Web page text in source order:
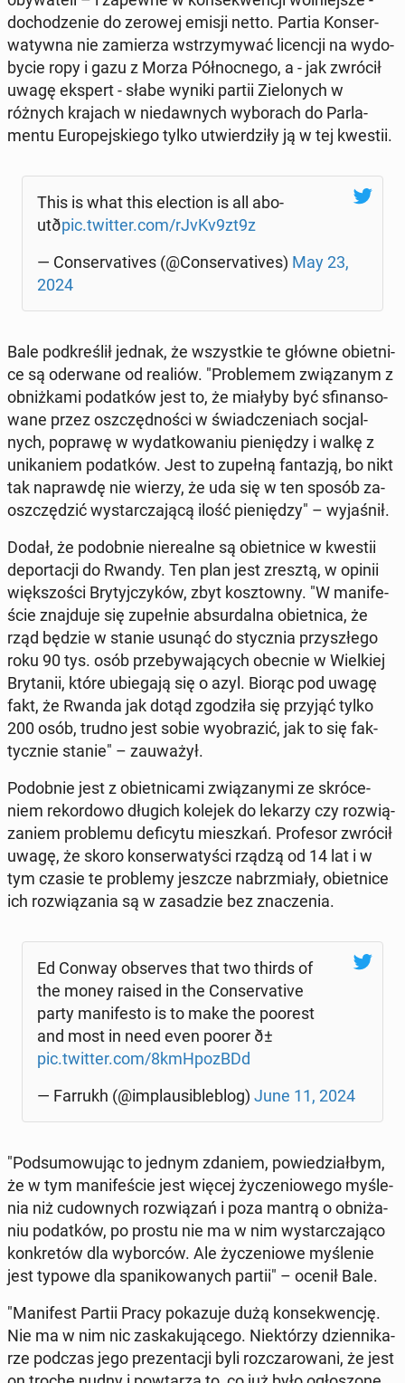
do­cho­dze­nie do zerowej emisji netto. Partia Kon­ser­
wa­tyw­na nie za­mie­rza wstrzy­my­wać li­cen­cji na wy­do­
by­cie ropy i gazu z Morza Pół­noc­ne­go, a - jak zwrócił
uwagę ekspert - słabe wyniki partii Zie­lo­nych w
różnych krajach w nie­daw­nych wy­bo­rach do Par­la­
men­tu Eu­ro­pej­skie­go tylko utwier­dzi­ły ją w tej kwestii.
This is what this elec­tion is all abo­
utðpic.twitter.com/rJvKv9zt9z
— Con­se­rva­ti­ves (@Con­se­rva­ti­ves) May 23,
2024
Bale pod­kre­ślił jednak, że wszyst­kie te główne obiet­ni­
ce są ode­rwa­ne od realiów. "Pro­ble­mem zwią­za­nym z
ob­niż­ka­mi po­dat­ków jest to, że miałyby być sfi­nan­so­
wa­ne przez oszczęd­no­ści w świad­cze­niach so­cjal­
nych, poprawę w wy­dat­ko­wa­niu pie­nię­dzy i walkę z
uni­ka­niem po­dat­ków. Jest to zupełną fan­ta­zją, bo nikt
tak na­praw­dę nie wierzy, że uda się w ten sposób za­
osz­czę­dzić wy­star­cza­ją­cą ilość pie­nię­dzy" – wy­ja­śnił.
Dodał, że po­dob­nie nie­re­al­ne są obiet­ni­ce w kwestii
de­por­ta­cji do Rwandy. Ten plan jest zresztą, w opinii
więk­szo­ści Bry­tyj­czy­ków, zbyt kosz­tow­ny. "W ma­ni­fe­
ście znaj­du­je się zu­peł­nie ab­sur­dal­na obiet­ni­ca, że
rząd będzie w stanie usunąć do stycz­nia przy­szłe­go
roku 90 tys. osób prze­by­wa­ją­cych obecnie w Wiel­kiej
Bry­ta­nii, które ubie­ga­ją się o azyl. Biorąc pod uwagę
fakt, że Rwanda jak dotąd zgo­dzi­ła się przyjąć tylko
200 osób, trudno jest sobie wy­obra­zić, jak to się fak­
tycz­nie stanie" – za­uwa­żył.
Po­dob­nie jest z obiet­ni­ca­mi zwią­za­ny­mi ze skró­ce­
niem re­kor­do­wo długich kolejek do lekarzy czy roz­wią­
za­niem pro­ble­mu de­fi­cy­tu miesz­kań. Pro­fe­sor zwrócił
uwagę, że skoro kon­ser­wa­ty­ści rządzą od 14 lat i w
tym czasie te pro­ble­my jeszcze na­brzmia­ły, obiet­ni­ce
ich roz­wią­za­nia są w za­sa­dzie bez zna­cze­nia.
Ed Conway ob­se­rves that two thirds of
the money raised in the Con­se­rva­ti­ve
party ma­ni­fe­sto is to make the poorest
and most in need even poorer ð±
pic.twitter.com/8kmH­po­zBDd
— Farrukh (@im­plau­si­ble­blog) June 11, 2024
"Pod­su­mo­wu­jąc to jednym zdaniem, po­wie­dział­bym,
że w tym ma­ni­fe­ście jest więcej ży­cze­nio­we­go my­śle­
nia niż cu­dow­nych roz­wią­zań i poza mantrą o ob­ni­ża­
niu po­dat­ków, po prostu nie ma w nim wy­star­cza­ją­co
kon­kre­tów dla wy­bor­ców. Ale ży­cze­nio­we my­śle­nie
jest typowe dla spa­ni­ko­wa­nych partii" – ocenił Bale.
"Ma­ni­fest Partii Pracy po­ka­zu­je dużą kon­se­kwen­cję.
Nie ma w nim nic za­ska­ku­ją­ce­go. Nie­któ­rzy dzien­ni­ka­
rze podczas jego pre­zen­ta­cji byli roz­cza­ro­wa­ni, że jest